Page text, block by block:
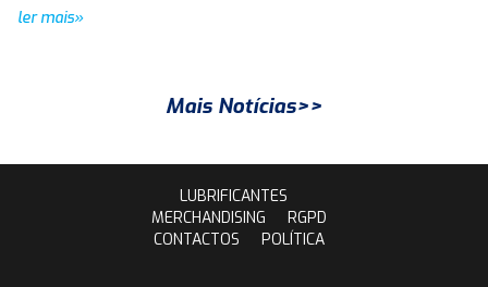
ler mais»
Mais Notícias>>
LUBRIFICANTES
MERCHANDISING
RGPD
CONTACTOS
POLÍTICA